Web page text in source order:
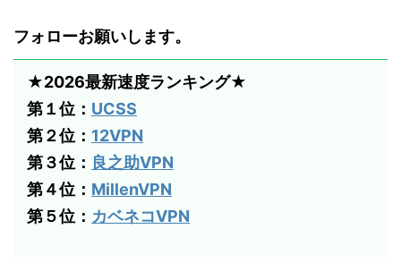
フォローお願いします。
★2026最新速度ランキング★
第１位： UCSS
第２位： 12VPN
第３位： 良之助VPN
第４位： MillenVPN
第５位： カベネコVPN